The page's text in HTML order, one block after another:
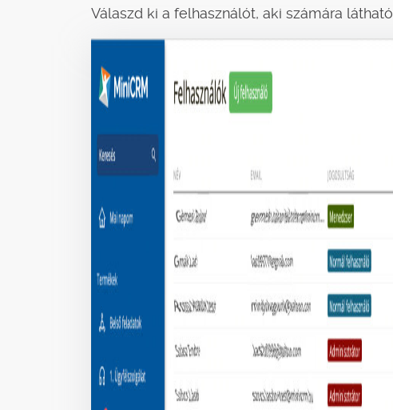
Válaszd ki a felhasználót, aki számára